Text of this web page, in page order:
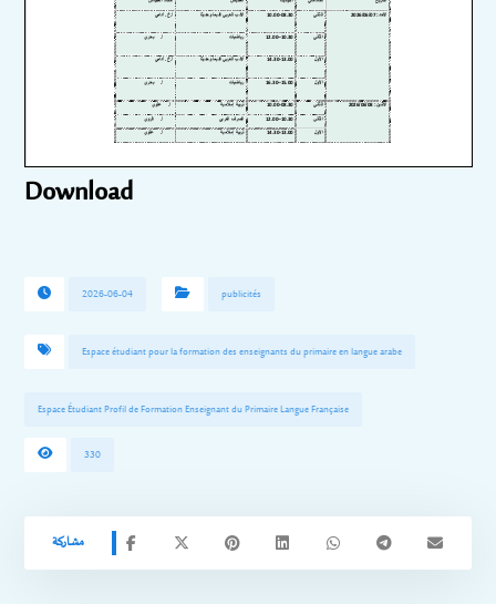
Download
2026-06-04 publicités
Espace étudiant pour la formation des enseignants du primaire en langue arabe
Espace Étudiant Profil de Formation Enseignant du Primaire Langue Française
330